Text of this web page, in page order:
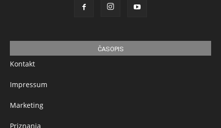
ČASOPIS
Kontakt
Impressum
Marketing
Priznanja